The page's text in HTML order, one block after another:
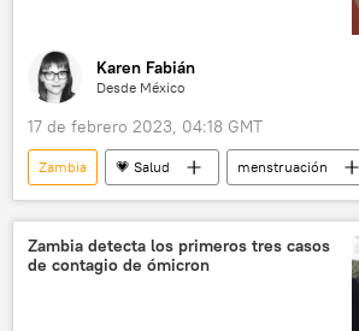
Karen Fabián
Desde México
17 de febrero 2023, 04:18 GMT
Zambia 💗 Salud
menstruación
Ciudad de México (CDMX)
México
Japón
Taiwán
Indonesia
Corea del Sur
Sputnik Explica
Zambia detecta los primeros tres casos
de contagio de ómicron